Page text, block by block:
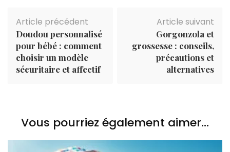
d'article
Article précédent
Doudou personnalisé
pour bébé : comment
choisir un modèle
sécuritaire et affectif
Article suivant
Gorgonzola et
grossesse : conseils,
précautions et
alternatives
Vous pourriez également aimer...